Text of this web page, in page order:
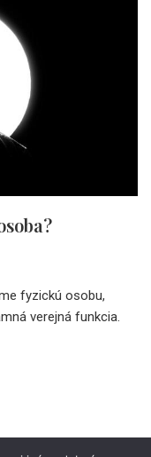
fyzickú osobu,
verejná funkcia.